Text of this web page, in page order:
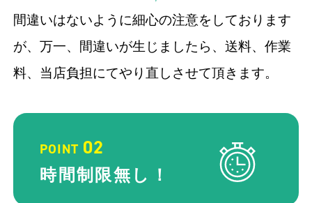
間違いはないように細心の注意をしております
が、万一、間違いが生じましたら、送料、作業
料、当店負担にてやり直しさせて頂きます。
POINT 02
時間制限無し！